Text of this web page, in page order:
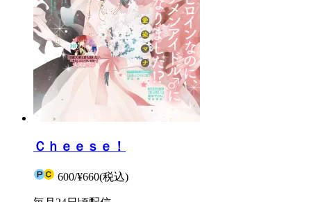
Ｃｈｅｅｓｅ！
600/¥660(税込)